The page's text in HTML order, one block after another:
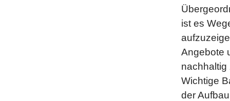
ist es
Angebote
nachhaltig
Wichtige
der